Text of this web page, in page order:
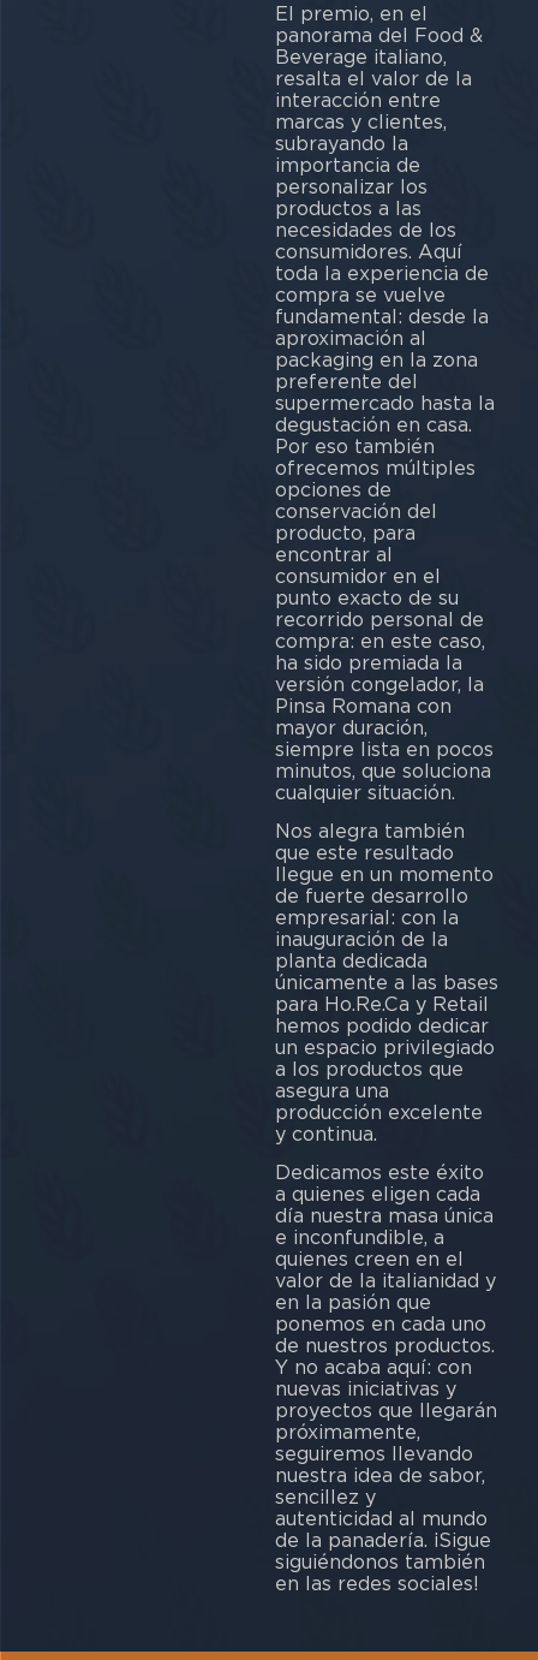
El premio, en el
panorama del Food &
Beverage italiano,
resalta el valor de la
interacción entre
marcas y clientes,
subrayando la
importancia de
personalizar los
productos a las
necesidades de los
consumidores. Aquí
toda la experiencia de
compra se vuelve
fundamental: desde la
aproximación al
packaging en la zona
preferente del
supermercado hasta la
degustación en casa.
Por eso también
ofrecemos múltiples
opciones de
conservación del
producto, para
encontrar al
consumidor en el
punto exacto de su
recorrido personal de
compra: en este caso,
ha sido premiada la
versión congelador, la
Pinsa Romana con
mayor duración,
siempre lista en pocos
minutos, que soluciona
cualquier situación.
Nos alegra también
que este resultado
llegue en un momento
de fuerte desarrollo
empresarial: con la
inauguración de la
planta dedicada
únicamente a las bases
para Ho.Re.Ca y Retail
hemos podido dedicar
un espacio privilegiado
a los productos que
asegura una
producción excelente
y continua.
Dedicamos este éxito
a quienes eligen cada
día nuestra masa única
e inconfundible, a
quienes creen en el
valor de la italianidad y
en la pasión que
ponemos en cada uno
de nuestros productos.
Y no acaba aquí: con
nuevas iniciativas y
proyectos que llegarán
próximamente,
seguiremos llevando
nuestra idea de sabor,
sencillez y
autenticidad al mundo
de la panadería. ¡Sigue
siguiéndonos también
en las redes sociales!